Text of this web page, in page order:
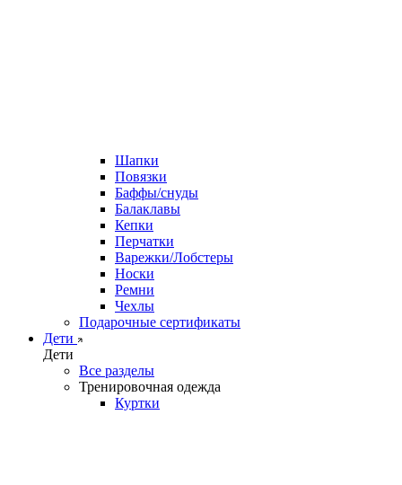
Шапки
Повязки
Баффы/снуды
Балаклавы
Кепки
Перчатки
Варежки/Лобстеры
Носки
Ремни
Чехлы
Подарочные сертификаты
Дети
Дети
Все разделы
Тренировочная одежда
Куртки